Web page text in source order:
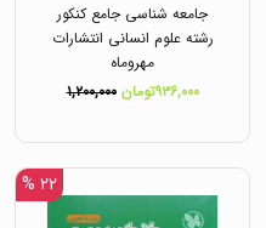
جامعه شناسی جامع کنکور
رشته علوم انسانی انتشارات
مهروماه
۹۳۶,۰۰۰تومان
۱,۲۰۰,۰۰۰
۲۲ %